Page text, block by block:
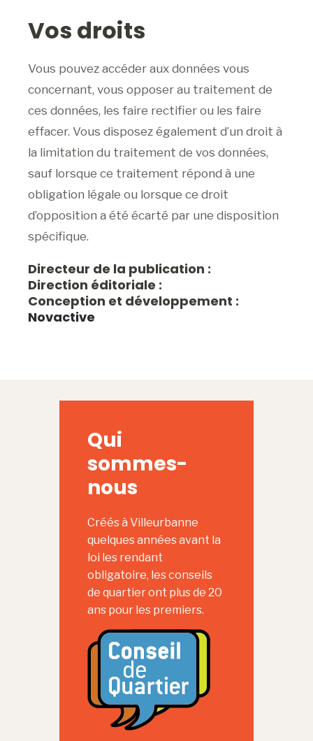
Vos droits
Vous pouvez accéder aux données vous
concernant, vous opposer au traitement de
ces données, les faire rectifier ou les faire
effacer. Vous disposez également d’un droit à
la limitation du traitement de vos données,
sauf lorsque ce traitement répond à une
obligation légale ou lorsque ce droit
d’opposition a été écarté par une disposition
spécifique.
Directeur de la publication :
Direction éditoriale :
Conception et développement :
Novactive
Qui
sommes-
nous
Créés à Villeurbanne
quelques années avant la
loi les rendant
obligatoire, les conseils
de quartier ont plus de 20
ans pour les premiers.